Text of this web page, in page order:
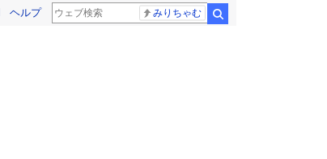
ヘルプ みりちゃむ